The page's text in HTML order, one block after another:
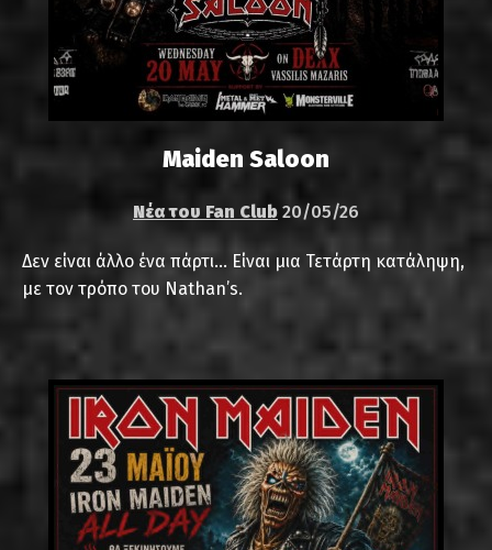
Maiden Saloon
Νέα του Fan Club 20/05/26
Δεν είναι άλλο ένα πάρτι… Είναι μια Τετάρτη κατάληψη,
με τον τρόπο του Nathan’s.